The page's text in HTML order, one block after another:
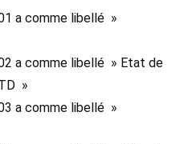
a comme libellé »
a comme libellé » Etat de
»
a comme libellé »